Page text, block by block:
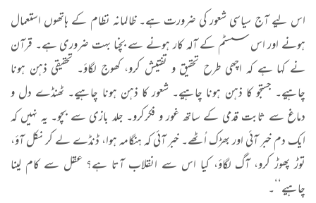
اس لیے آج سیاسی شعور کی ضرورت ہے۔ ظالمانہ نظام کے ہاتھوں استعمال
ہونے اور اس سسٹم کے آلہ کار ہونے سے بچنا بہت ضروری ہے۔ قرآن
نے کہا ہے کہ اچھی طرح تحقیق و تفتیش کرو، کھوج لگاؤ۔ تحقیقی ذہن ہونا
چاہیے۔ جستجو کا ذہن ہونا چاہیے۔ شعور کا ذہن ہونا چاہیے۔ ٹھنڈے دل و
دماغ سے ثابت قدمی کے ساتھ غور و فکرکرو۔ جلد بازی سے بچو۔ یہ نہیں کہ
ایک دم خبر آئی اور بھڑک اُٹھے۔ خبر آئی کہ ہنگامہ ہوا، ڈنڈے لے کر نکل آؤ،
توڑ پھوڑ کرو، آگ لگاؤ، کیا اس سے انقلاب آتا ہے؟ عقل سے کام لینا
چاہیے‘‘۔